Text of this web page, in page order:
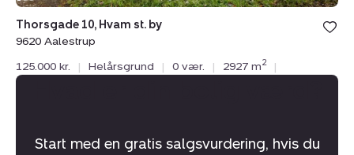
Thorsgade 10, Hvam st. by
9620 Aalestrup
125.000 kr.
| Helårsgrund | 0 vær. | 2927 m2 |
Start med en gratis salgsvurdering, hvis du